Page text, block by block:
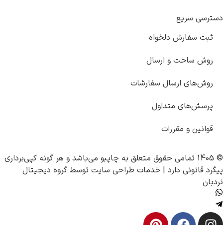
دسترسی سریع
ثبت سفارش دلخواه
روش ساخت و ارسال
روش‌های ارسال سفارشات
پرسش‌های متداول
قوانین و مقررات
© 1405 تمامی حقوق متعلق به چاپبو می‌باشد و هر گونه کپی‌برداری
پیگرد قانونی دارد | خدمات طراحی سایت توسط گروه دیجیتال
نردبان